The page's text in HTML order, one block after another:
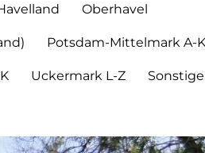
Oberhavel
Potsdam-Mittelmark A-K
Uckermark L-Z